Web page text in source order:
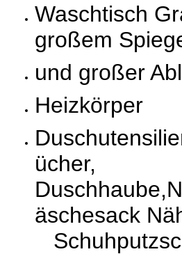
Waschtisch
großem
und großer
Heizkörper
ücher,
äschesack